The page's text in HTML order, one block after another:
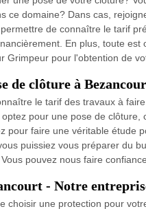
ce domaine? Dans cas,
de connaître le tarif
En plus, toute
Grimpeur pour l'obtention de
de clôture à
le tarif des travaux à
pour une pose de
pour faire une véritable étude
puissiez vous préparer du
pouvez nous faire
- Notre
choisir une protection pour